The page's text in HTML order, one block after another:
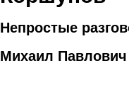
Непростые
Михаил Павлович